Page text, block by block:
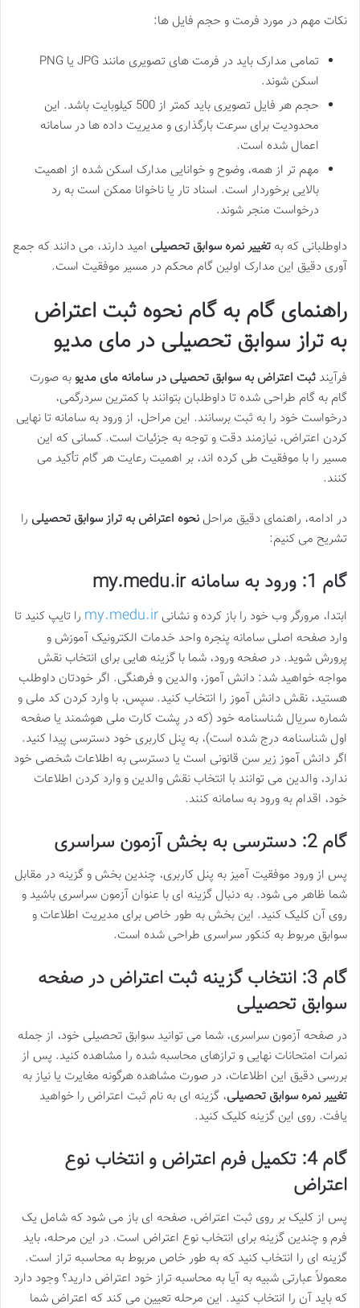
نکات مهم در مورد فرمت و حجم فایل ها:
تمامی مدارک باید در فرمت های تصویری مانند JPG یا PNG
اسکن شوند.
حجم هر فایل تصویری باید کمتر از 500 کیلوبایت باشد. این
محدودیت برای سرعت بارگذاری و مدیریت داده ها در سامانه
اعمال شده است.
مهم تر از همه، وضوح و خوانایی مدارک اسکن شده از اهمیت
بالایی برخوردار است. اسناد تار یا ناخوانا ممکن است به رد
درخواست منجر شوند.
داوطلبانی که به تغییر نمره سوابق تحصیلی امید دارند، می دانند که جمع
آوری دقیق این مدارک اولین گام محکم در مسیر موفقیت است.
راهنمای گام به گام نحوه ثبت اعتراض
به تراز سوابق تحصیلی در مای مدیو
فرآیند ثبت اعتراض به سوابق تحصیلی در سامانه مای مدیو به صورت
گام به گام طراحی شده تا داوطلبان بتوانند با کمترین سردرگمی،
درخواست خود را به ثبت برسانند. این مراحل، از ورود به سامانه تا نهایی
کردن اعتراض، نیازمند دقت و توجه به جزئیات است. کسانی که این
مسیر را با موفقیت طی کرده اند، بر اهمیت رعایت هر گام تأکید می
کنند.
در ادامه، راهنمای دقیق مراحل نحوه اعتراض به تراز سوابق تحصیلی را
تشریح می کنیم:
گام 1: ورود به سامانه my.medu.ir
ابتدا، مرورگر وب خود را باز کرده و نشانی my.medu.ir را تایپ کنید تا
وارد صفحه اصلی سامانه پنجره واحد خدمات الکترونیک آموزش و
پرورش شوید. در صفحه ورود، شما با گزینه هایی برای انتخاب نقش
مواجه خواهید شد: دانش آموز، والدین و فرهنگی. اگر خودتان داوطلب
هستید، نقش دانش آموز را انتخاب کنید. سپس، با وارد کردن کد ملی و
شماره سریال شناسنامه خود (که در پشت کارت ملی هوشمند یا صفحه
اول شناسنامه درج شده است)، به پنل کاربری خود دسترسی پیدا کنید.
اگر دانش آموز زیر سن قانونی است یا دسترسی به اطلاعات شخصی خود
ندارد، والدین می توانند با انتخاب نقش والدین و وارد کردن اطلاعات
خود، اقدام به ورود به سامانه کنند.
گام 2: دسترسی به بخش آزمون سراسری
پس از ورود موفقیت آمیز به پنل کاربری، چندین بخش و گزینه در مقابل
شما ظاهر می شود. به دنبال گزینه ای با عنوان آزمون سراسری باشید و
روی آن کلیک کنید. این بخش به طور خاص برای مدیریت اطلاعات و
سوابق مربوط به کنکور سراسری طراحی شده است.
گام 3: انتخاب گزینه ثبت اعتراض در صفحه
سوابق تحصیلی
در صفحه آزمون سراسری، شما می توانید سوابق تحصیلی خود، از جمله
نمرات امتحانات نهایی و ترازهای محاسبه شده را مشاهده کنید. پس از
بررسی دقیق این اطلاعات، در صورت مشاهده هرگونه مغایرت یا نیاز به
تغییر نمره سوابق تحصیلی، گزینه ای به نام ثبت اعتراض را خواهید
یافت. روی این گزینه کلیک کنید.
گام 4: تکمیل فرم اعتراض و انتخاب نوع
اعتراض
پس از کلیک بر روی ثبت اعتراض، صفحه ای باز می شود که شامل یک
فرم و چندین گزینه برای انتخاب نوع اعتراض است. در این مرحله، باید
گزینه ای را انتخاب کنید که به طور خاص مربوط به محاسبه تراز است.
معمولاً عبارتی شبیه به آیا به محاسبه تراز خود اعتراض دارید؟ وجود دارد
که باید آن را انتخاب کنید. این مرحله تعیین می کند که اعتراض شما